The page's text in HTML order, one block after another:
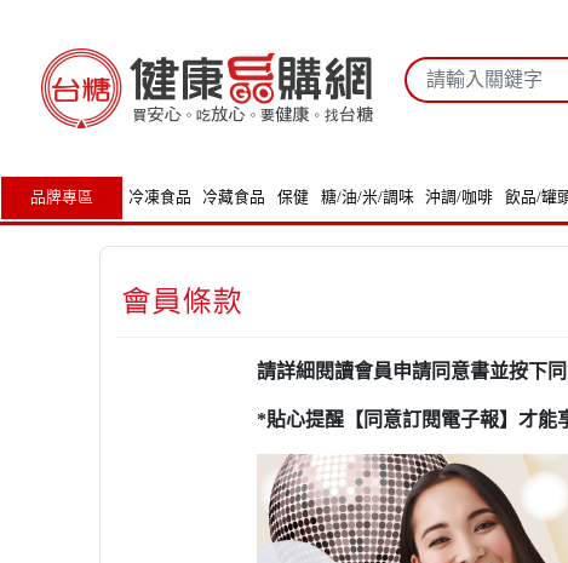
品牌專區 冷凍食品 冷藏食品 保健 糖/油/米/調味 沖調/咖啡 飲品/罐
請詳細閱讀會員申請同意書並按下
*貼心提醒【同意訂閱電子報】才能